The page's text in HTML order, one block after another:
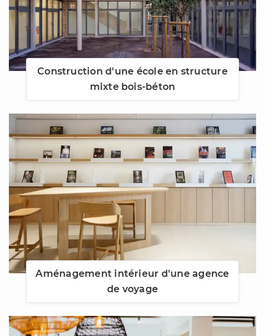
Construction d'une école en structure
mixte bois-béton
Aménagement intérieur d'une agence
de voyage